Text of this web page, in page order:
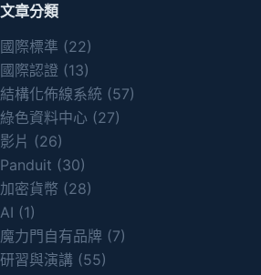
文章分類
國際標準 (22)
國際認證 (13)
結構化佈線系統 (57)
綠色資料中心 (27)
影片 (26)
Panduit (30)
加密貨幣 (28)
AI (1)
魔力門自有品牌 (7)
研習與演講 (55)